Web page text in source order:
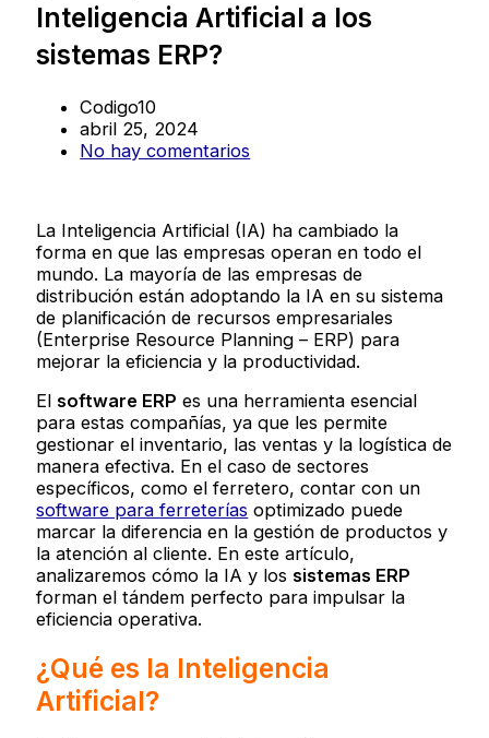
Inteligencia Artificial a los
sistemas ERP?
Codigo10
abril 25, 2024
No hay comentarios
La Inteligencia Artificial (IA) ha cambiado la
forma en que las empresas operan en todo el
mundo. La mayoría de las empresas de
distribución están adoptando la IA en su sistema
de planificación de recursos empresariales
(Enterprise Resource Planning – ERP) para
mejorar la eficiencia y la productividad.
Elsoftware ERP es una herramienta esencial
para estas compañías, ya que les permite
gestionar el inventario, las ventas y la logística de
manera efectiva. En el caso de sectores
específicos, como el ferretero, contar con un
software para ferreterías optimizado puede
marcar la diferencia en la gestión de productos y
la atención al cliente. En este artículo,
analizaremos cómo la IA y lossistemas ERP
forman el tándem perfecto para impulsar la
eficiencia operativa.
¿Qué es la Inteligencia
Artificial?